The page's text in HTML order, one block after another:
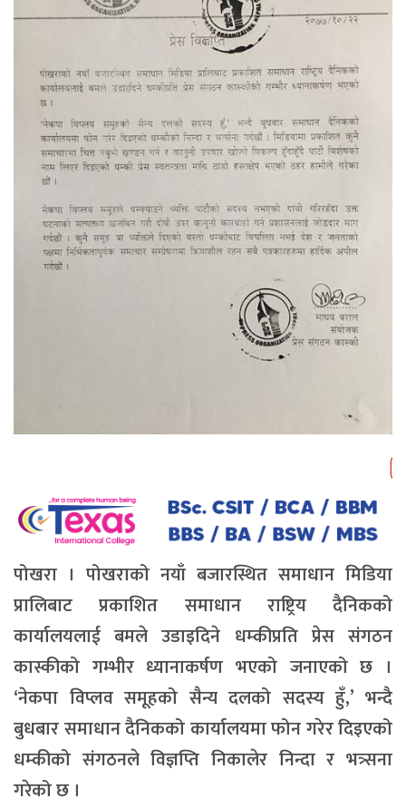
पोखरा । पोखराको नयाँ बजारस्थित समाधान मिडिया
प्रालिबाट प्रकाशित समाधान राष्ट्रिय दैनिकको
कार्यालयलाई बमले उडाइदिने धम्कीप्रति प्रेस संगठन
कास्कीको गम्भीर ध्यानाकर्षण भएको जनाएको छ ।
‘नेकपा विप्लव समूहको सैन्य दलको सदस्य हुँ,’ भन्दै
बुधबार समाधान दैनिकको कार्यालयमा फोन गरेर दिइएको
धम्कीको संगठनले विज्ञप्ति निकालेर निन्दा र भत्र्सना
गरेको छ ।